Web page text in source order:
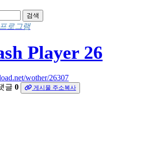
검색
로그램
Player 26
wother/26307
글 0 게시물 주소복사